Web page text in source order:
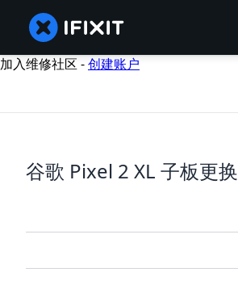
加入维修社区 -创建账户
谷歌 Pixel 2 XL 子板更换